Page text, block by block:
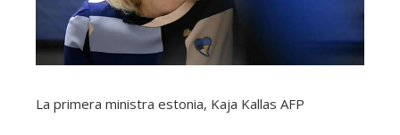
La primera ministra estonia, Kaja Kallas AFP